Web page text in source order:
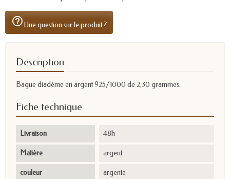
help_outlineUne question sur le produit ?
Description
Bague diadème en argent 925/1000 de 2,30 grammes.
Fiche technique
Livraison 48h
Matière argent
couleur argenté